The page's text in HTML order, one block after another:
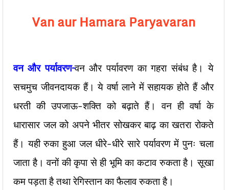
Van aur Hamara Paryavaran
वन और पर्यावरण–वन और पर्यावरण का गहरा संबंध है। ये
सचमुच जीवनदायक हैं। ये वर्षा लाने में सहायक होते हैं और
धरती की उपजाऊ-शक्ति को बढ़ाते हैं। वन ही वर्षा के
धारासार जल को अपने भीतर सोखकर बाढ़ का खतरा रोकते
हैं। यही रुका हुआ जल धीरे-धीरे सारे पर्यावरण में पुनः चला
जाता है। वनों की कृपा से ही भूमि का कटाव रुकता है। सूखा
कम पड़ता है तथा रेगिस्तान का फैलाव रुकता है।